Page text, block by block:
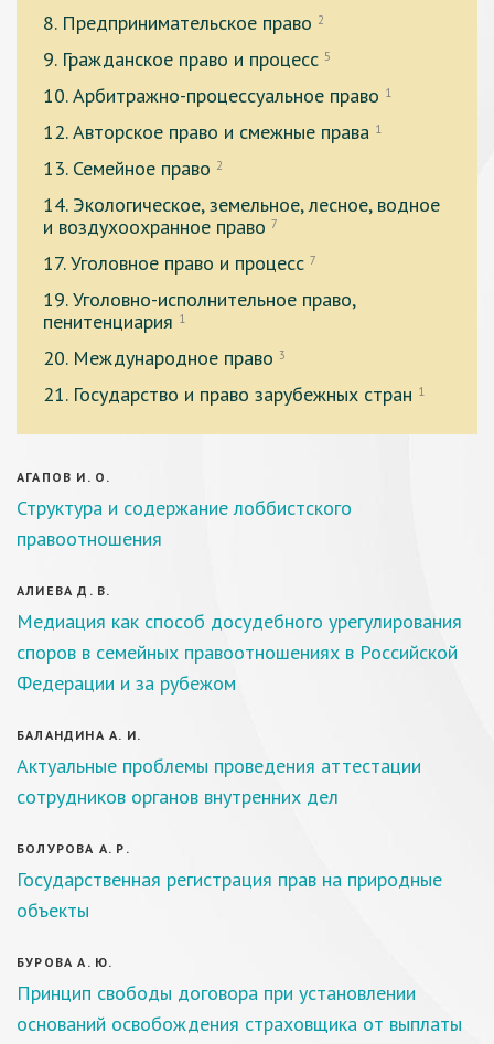
8. Предпринимательское право 2
9. Гражданское право и процесс 5
10. Арбитражно-процессуальное право 1
12. Авторское право и смежные права 1
13. Семейное право 2
14. Экологическое, земельное, лесное, водное
и воздухоохранное право 7
17. Уголовное право и процесс 7
19. Уголовно-исполнительное право,
пенитенциария 1
20. Международное право 3
21. Государство и право зарубежных стран 1
АГАПОВ И. О.
Структура и содержание лоббистского
правоотношения
АЛИЕВА Д. В.
Медиация как способ досудебного урегулирования
споров в семейных правоотношениях в Российской
Федерации и за рубежом
БАЛАНДИНА А. И.
Актуальные проблемы проведения аттестации
сотрудников органов внутренних дел
БОЛУРОВА А. Р.
Государственная регистрация прав на природные
объекты
БУРОВА А. Ю.
Принцип свободы договора при установлении
оснований освобождения страховщика от выплаты